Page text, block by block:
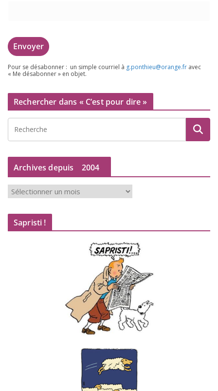
Pour se désa­bon­ner : un simple cour­riel à g.​ponthieu@​orange.​fr avec
« Me désa­bon­ner » en objet.
Rechercher dans « C’est pour dire »
Archives depuis 2004
r
c
Sapristi !